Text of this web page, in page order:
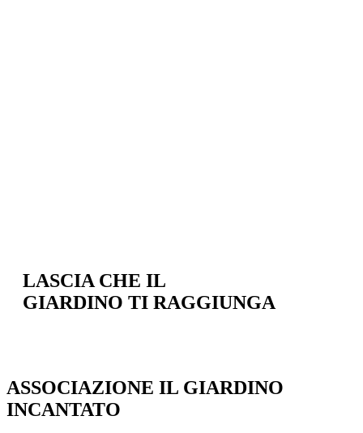
LASCIA CHE IL
GIARDINO TI RAGGIUNGA
ASSOCIAZIONE IL GIARDINO
INCANTATO